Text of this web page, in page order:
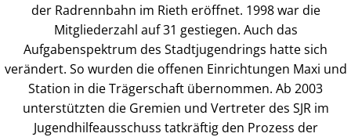
der Radrennbahn im Rieth eröffnet. 1998 war die
Mitgliederzahl auf 31 gestiegen. Auch das
Aufgabenspektrum des Stadtjugendrings hatte sich
verändert. So wurden die offenen Einrichtungen Maxi und
Station in die Trägerschaft übernommen. Ab 2003
unterstützten die Gremien und Vertreter des SJR im
Jugendhilfeausschuss tatkräftig den Prozess der